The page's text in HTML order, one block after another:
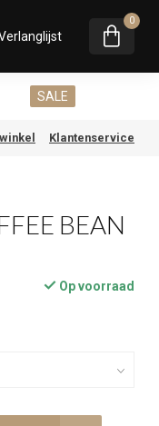
0
SALE
Klantenservice
BEAN
Op voorraad